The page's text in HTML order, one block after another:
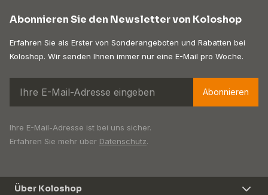
Abonnieren Sie den Newsletter von Koloshop
Erfahren Sie als Erster von Sonderangeboten und Rabatten bei
Koloshop. Wir senden Ihnen immer nur eine E-Mail pro Woche.
Abonnieren
Ihre E-Mail-Adresse ist bei uns sicher.
Erfahren Sie mehr über Datenschutz.
Über Koloshop